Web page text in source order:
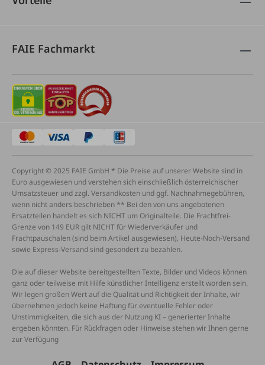
FAIE Fachmarkt
Copyright © 2025 FAIE GmbH * Die Preise auf unserer Website sind in
Euro ausgewiesen und verstehen sich einschließlich österreichischer
Umsatzsteuer und zzgl. Versandkosten und ggf. Nachnahmegebühren,
wenn nicht anders beschrieben ** Bei den von uns angebotenen
Ersatzteilen handelt es sich NICHT um Originalteile. Die Frachtfrei-
Grenze von 149 EUR gilt NICHT für Wiederverkäufer und
Frachtpauschalen (sind beim Artikel ausgewiesen), Heute-Noch-Versand
sowie Express-Versand sind gesondert zu bezahlen.
Die auf dieser Website bereitgestellten Texte, Bilder und Videos können
ganz oder teilweise mit Hilfe künstlicher Intelligenz erstellt worden sein.
Wir legen großen Wert auf die Qualität und Richtigkeit der Inhalte, wir
übernehmen jedoch keine Haftung für eventuelle Fehler oder
Unstimmigkeiten, die sich aus der Nutzung KI – generierter Inhalte
ergeben könnten. Für Rückfragen oder Hinweise stehen wir Ihnen gerne
zur Verfügung